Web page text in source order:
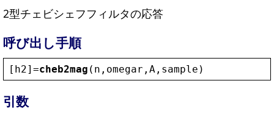
2型チェビシェフフィルタの応答
呼び出し手順
[ h2]=cheb2mag ( n , omegar , A , sample )
引数